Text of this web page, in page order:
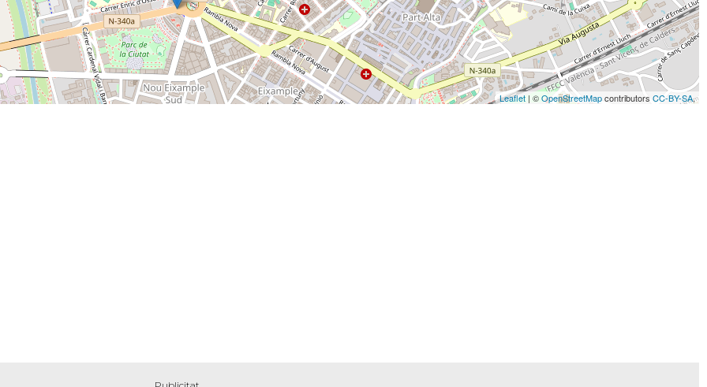
Leaflet | ©OpenStreetMapcontributors CC-BY-SA,